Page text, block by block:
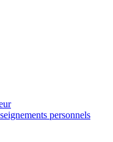
personnels